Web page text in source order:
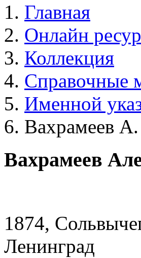
Главная
Онлайн
Коллекция
Справочные
Именной
Вахрамеев
Вахрамеев
1874,
Ленинград